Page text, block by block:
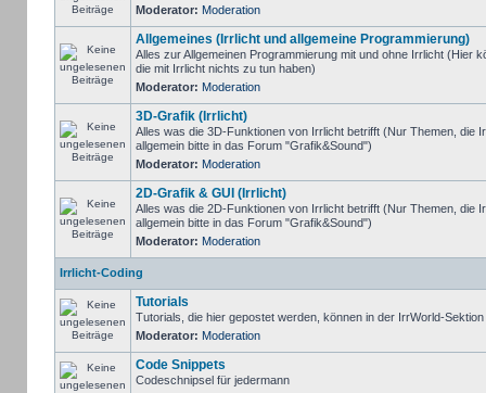
Moderator: Moderation
Allgemeines (Irrlicht und allgemeine Programmierung)
Alles zur Allgemeinen Programmierung mit und ohne Irrlicht (Hier
die mit Irrlicht nichts zu tun haben)
Moderator: Moderation
3D-Grafik (Irrlicht)
Alles was die 3D-Funktionen von Irrlicht betrifft (Nur Themen, die
allgemein bitte in das Forum "Grafik&Sound")
Moderator: Moderation
2D-Grafik & GUI (Irrlicht)
Alles was die 2D-Funktionen von Irrlicht betrifft (Nur Themen, die
allgemein bitte in das Forum "Grafik&Sound")
Moderator: Moderation
Irrlicht-Coding
Tutorials
Tutorials, die hier gepostet werden, können in der IrrWorld-
Moderator: Moderation
Code Snippets
Codeschnipsel für jedermann